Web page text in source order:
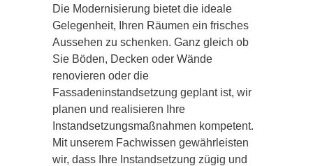
Die Modernisierung bietet die ideale
Gelegenheit, Ihren Räumen ein frisches
Aussehen zu schenken. Ganz gleich ob
Sie Böden, Decken oder Wände
renovieren oder die
Fassadeninstandsetzung geplant ist, wir
planen und realisieren Ihre
Instandsetzungsmaßnahmen kompetent.
Mit unserem Fachwissen gewährleisten
wir, dass Ihre Instandsetzung zügig und